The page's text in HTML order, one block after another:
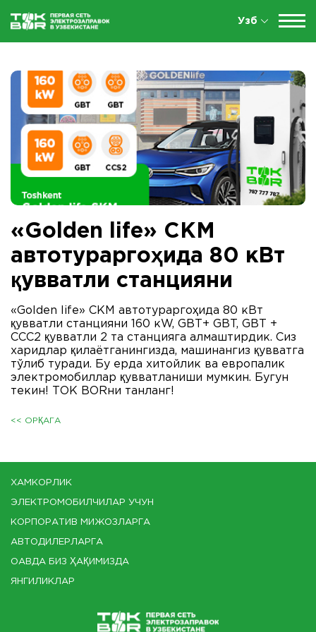
Узб
«Golden life» СКМ
автотураргоҳида 80 кВт
қувватли станцияни
«Golden life» СКМ автотураргоҳида 80 кВт
қувватли станцияни 160 кW, GBT+ GBT, GBT +
CCС2 қувватли 2 та станцияга алмаштирдик. Сиз
харидлар қилаётганингизда, машинангиз қувватга
тўлиб туради. Бу ерда хитойлик ва европалик
электромобиллар қувватланиши мумкин. Бугун
текин! ТОК BORни танланг!
<< ОРҚАГА
ХАМКОРЛИК
ЭЛЕКТРОМОБИЛЧИЛАР УЧУН
КОРПОРАТИВ МИЖОЗЛАРГА
АВТОДИЛЕРЛАРГА
ОАВДА БИЗ ҲАҚИМИЗДА
ЯНГИЛИКЛАР